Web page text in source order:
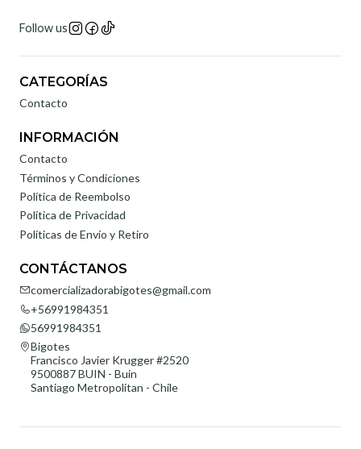
Follow us
CATEGORÍAS
Contacto
INFORMACIÓN
Contacto
Términos y Condiciones
Política de Reembolso
Política de Privacidad
Políticas de Envío y Retiro
CONTÁCTANOS
comercializadorabigotes@gmail.com
+56991984351
56991984351
Bigotes
Francisco Javier Krugger #2520
9500887 BUIN - Buin
Santiago Metropolitan - Chile